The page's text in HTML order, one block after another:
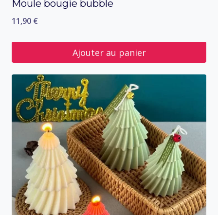
Moule bougie bubble
11,90 €
Ajouter au panier